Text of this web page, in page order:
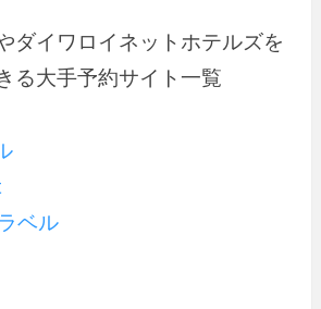
ダイワロイネットホテルズを
る大手予約サイト一覧
ベル